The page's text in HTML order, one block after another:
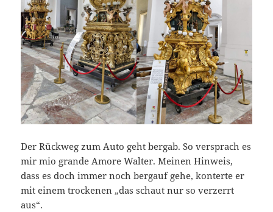
Der Rückweg zum Auto geht bergab. So versprach es
mir mio grande Amore Walter. Meinen Hinweis,
dass es doch immer noch bergauf gehe, konterte er
mit einem trockenen „das schaut nur so verzerrt
aus“.